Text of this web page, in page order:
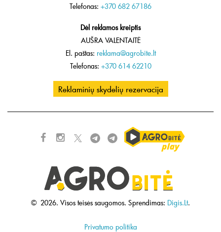
Telefonas: +370 682 67186
Dėl reklamos kreiptis
AUŠRA VALENTAITĖ
El. paštas: reklama@agrobite.lt
Telefonas: +370 614 62210
Reklaminių skydelių rezervacija
© 2026. Visos teisės saugomos. Sprendimas: Digis.Lt.
Privatumo politika